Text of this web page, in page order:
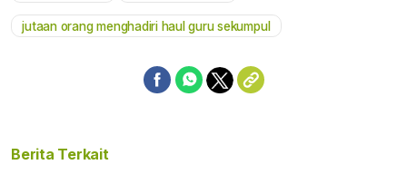
jutaan orang menghadiri haul guru sekumpul
Berita Terkait